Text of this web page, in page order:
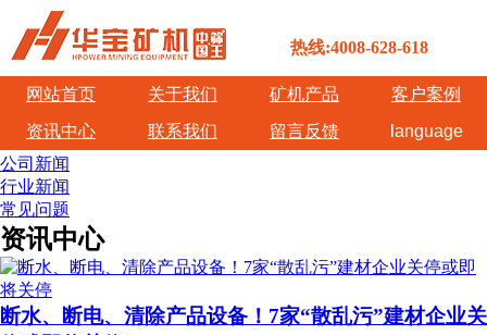
热线:4008-628-618
网站首页 关于我们 矿机产品
客户案例
资讯中心
联系我们 留言反馈
language
公司新闻
行业新闻
常见问题
资讯中心
断水、断电、清除产品设备！7家“散乱污”建材企业关